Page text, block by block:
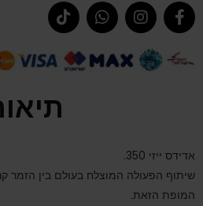
אדידס ייזי 350.
שיתוף הפעולה המוצלח בעולם בין הזמר
המופת הזאת.